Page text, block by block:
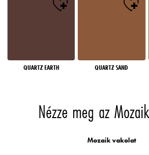
QUARTZ EARTH QUARTZ SAND
Nézze meg az
Mozaik vakolat